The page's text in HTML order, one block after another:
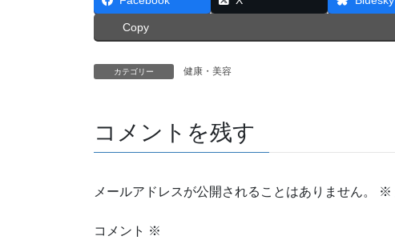
Copy
カテゴリー 健康・美容
コメントを残す
メールアドレスが公開されることはありません。 ※
コメント ※